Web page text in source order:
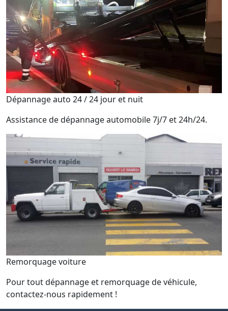
Dépannage auto 24 / 24 jour et nuit
Assistance de dépannage automobile 7j/7 et 24h/24.
Remorquage voiture
Pour tout dépannage et remorquage de véhicule,
contactez-nous rapidement !